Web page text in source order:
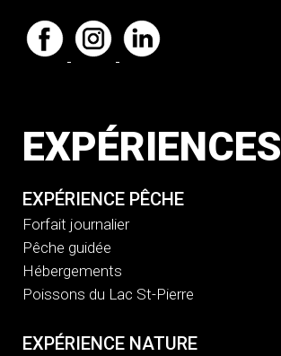
EXPÉRIENCES
EXPÉRIENCE PÊCHE
Forfait journalier
Pêche guidée
Hébergements
Poissons du Lac St-Pierre
EXPÉRIENCE NATURE